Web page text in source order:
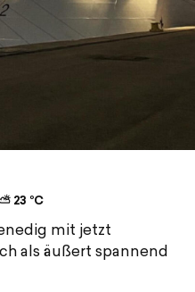
23 °C
mit jetzt
als äußert spannend